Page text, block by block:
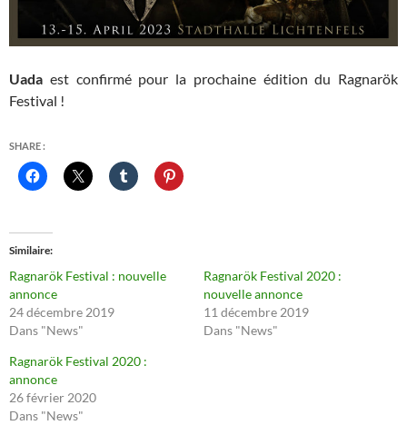
Uada est confirmé pour la prochaine édition du Ragnarök
Festival !
SHARE :
Similaire
Ragnarök Festival : nouvelle
annonce
24 décembre 2019
Dans "News"
Ragnarök Festival 2020 :
nouvelle annonce
11 décembre 2019
Dans "News"
Ragnarök Festival 2020 :
annonce
26 février 2020
Dans "News"